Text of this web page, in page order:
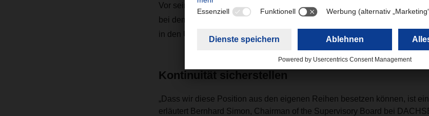
Vor seiner Zeit bei DACHSER war der studierte Diplom-Ökonom unter
bei dem DAX-Unternehmen Heidelberg Materials tätig und konnte
in den USA und China sammeln.
Kontinuität sicherstellen
„Dass wir diese Position aus den eigenen Reihen besetzen können, ist
erläutert Bernhard Simon, Chairman of the Supervisory Board bei